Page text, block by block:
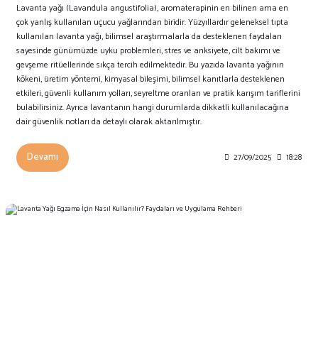
Lavanta yağı (Lavandula angustifolia), aromaterapinin en bilinen ama en
çok yanlış kullanılan uçucu yağlarından biridir. Yüzyıllardır geleneksel tıpta
kullanılan lavanta yağı, bilimsel araştırmalarla da desteklenen faydaları
sayesinde günümüzde uyku problemleri, stres ve anksiyete, cilt bakımı ve
gevşeme ritüellerinde sıkça tercih edilmektedir. Bu yazıda lavanta yağının
kökeni, üretim yöntemi, kimyasal bileşimi, bilimsel kanıtlarla desteklenen
etkileri, güvenli kullanım yolları, seyreltme oranları ve pratik karışım tariflerini
bulabilirsiniz. Ayrıca lavantanın hangi durumlarda dikkatli kullanılacağına
dair güvenlik notları da detaylı olarak aktarılmıştır.
Devamı 27/09/2025 18:28